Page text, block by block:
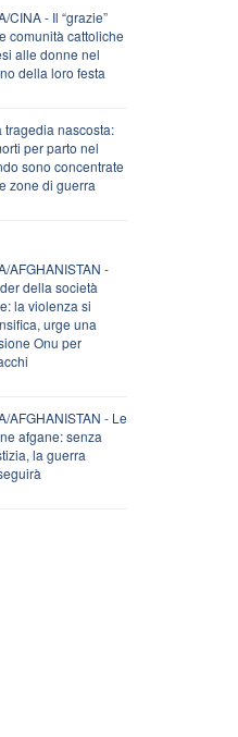
CINA - Il “grazie”
comunità cattoliche
alle donne nel
della loro festa
tragedia nascosta:
per parto nel
sono concentrate
zone di guerra
AFGHANISTAN -
della società
la violenza si
urge una
Onu per
AFGHANISTAN - Le
afgane: senza
la guerra